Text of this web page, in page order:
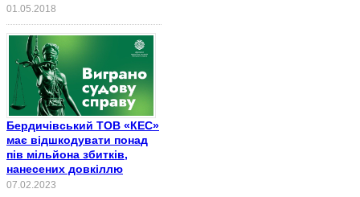
01.05.2018
Бердичівський ТОВ «КЕС»
має відшкодувати понад
пів мільйона збитків,
нанесених довкіллю
07.02.2023